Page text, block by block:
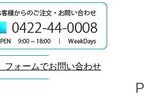
フォームでお問い合わせ